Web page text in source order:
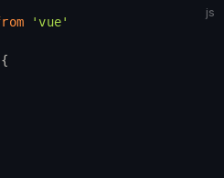
js
'vue'